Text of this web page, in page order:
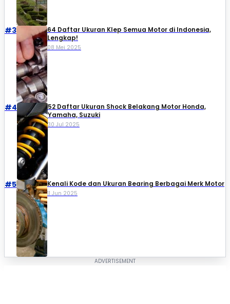
#3
64 Daftar Ukuran Klep Semua Motor di Indonesia,
Lengkap!
08 Mei 2025
#4
52 Daftar Ukuran Shock Belakang Motor Honda,
Yamaha, Suzuki​
30 Jul 2025
#5 Kenali Kode dan Ukuran Bearing Berbagai Merk Motor
11 Jun 2025